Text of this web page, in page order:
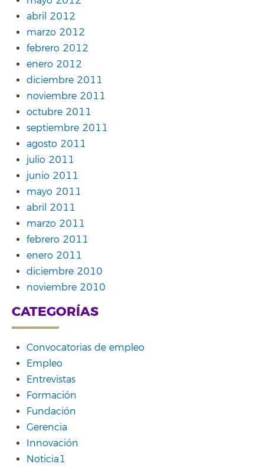
abril 2012
marzo 2012
febrero 2012
enero 2012
diciembre 2011
noviembre 2011
octubre 2011
septiembre 2011
agosto 2011
julio 2011
junio 2011
mayo 2011
abril 2011
marzo 2011
febrero 2011
enero 2011
diciembre 2010
noviembre 2010
CATEGORÍAS
Convocatorias de empleo
Empleo
Entrevistas
Formación
Fundación
Gerencia
Innovación
Noticia1